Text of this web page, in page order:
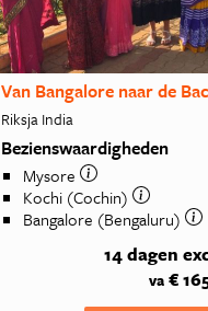
Van Bangalore naar de
Riksja India
Bezienswaardigheden
Mysore
Kochi (Cochin)
Bangalore (Bengaluru)
14 dagen
va€